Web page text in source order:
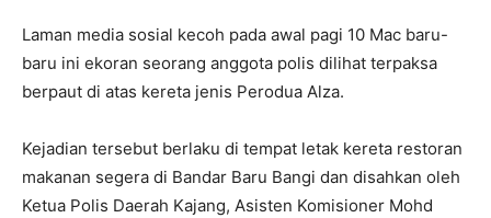
Laman media sosial kecoh pada awal pagi 10 Mac baru-
baru ini ekoran seorang anggota polis dilihat terpaksa
berpaut di atas kereta jenis Perodua Alza.
Kejadian tersebut berlaku di tempat letak kereta restoran
makanan segera di Bandar Baru Bangi dan disahkan oleh
Ketua Polis Daerah Kajang, Asisten Komisioner Mohd